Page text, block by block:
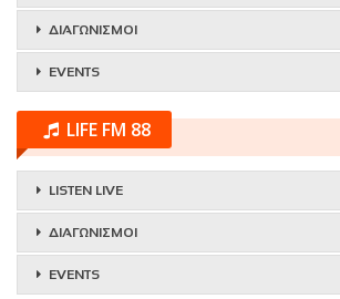
ΔΙΑΓΩΝΙΣΜΟΙ
EVENTS
LIFE FM 88
LISTEN LIVE
ΔΙΑΓΩΝΙΣΜΟΙ
EVENTS